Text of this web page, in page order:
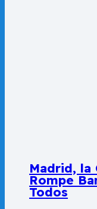
Madrid, la
Rompe
Todos